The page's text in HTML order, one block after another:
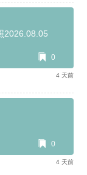
2026.08.05
0
4 天前
0
4 天前